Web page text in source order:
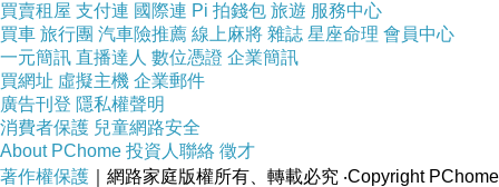
中彰投合作課程學習心得
這次課程是中彰投地區合作機構共同安排的專業
課程，內容非常豐富，也非常貼近現在社群創作
需求。從手機基礎攝影概念開始，到進階剪接技
巧，再到現在最熱門的 Reels 短影音錄製，每一
買賣租屋 支付連 國際連 Pi 拍錢包 旅遊 服務中心
買車 旅行團 汽車險推薦 線上麻將 雜誌 星座命理 會員中心
一元簡訊 直播達人 數位憑證 企業簡訊
買網址 虛擬主機 企業郵件
廣告刊登 隱私權聲明
消費者保護 兒童網路安全
About PChome 投資人聯絡 徵才
著作權保護 ｜網路家庭版權所有、轉載必究 ‧Copyright PChome